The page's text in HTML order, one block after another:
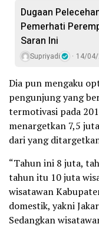
Dugaan
Pemerhati
Saran Ini
Supriyadi 14/
Dia pun mengaku
pengunjung yang
termotivasi pada
menargetkan 7,5
dari yang
“Tahun ini 8 juta,
tahun itu 10 juta
wisatawan
domestik, yakni
Sedangkan